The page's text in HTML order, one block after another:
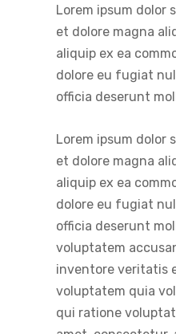
Lorem ipsum dolor
et dolore magna
aliquip ex ea
dolore eu fugiat
officia deserunt
Lorem ipsum
et dolore magna
aliquip ex ea
dolore eu fugiat
officia deserunt
voluptatem
inventore veritatis
voluptatem quia
qui ratione